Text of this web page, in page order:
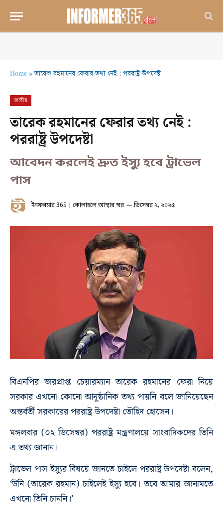
Home»তারেক রহমানের ফেরার তথ্য নেই : পররাষ্ট্র উপদেষ্টা
জাতীয়
তারেক রহমানের ফেরার তথ্য নেই :
পররাষ্ট্র উপদেষ্টা
আবেদন করলেই দ্রুত ইস্যু হবে ট্রাভেল
পাস
ইনফরমার 365 | কোলাহলে আস্থার স্বর ডিসেম্বর ২, ২০২৫
বিএনপির ভারপ্রাপ্ত চেয়ারম্যান তারেক রহমানের ফেরা নিয়ে
সরকার এখনো কোনো আনুষ্ঠানিক তথ্য পায়নি বলে জানিয়েছেন
অন্তর্বর্তী সরকারের পররাষ্ট্র উপদেষ্টা তৌহিদ হোসেন।
মঙ্গলবার (০২ ডিসেম্বর) পররাষ্ট্র মন্ত্রণালয়ে সাংবাদিকদের তিনি
এ তথ্য জানান।
ট্রাভেল পাস ইস্যুর বিষয়ে জানতে চাইলে পররাষ্ট্র উপদেষ্টা বলেন,
‘উনি (তারেক রহমান) চাইলেই ইস্যু হবে। তবে আমার জানামতে
এখনো তিনি চাননি।’